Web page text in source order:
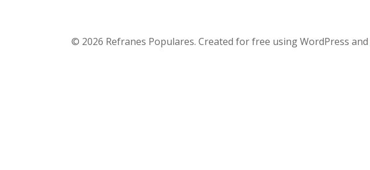
© 2026 Refranes Populares. Created for free using WordPress and